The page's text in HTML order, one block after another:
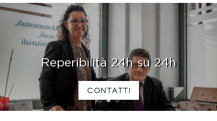
1 2 3
Reperibilità 24h su 24h
CONTATTI